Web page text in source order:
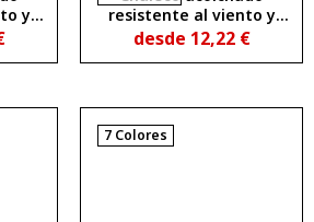
y
resistente al viento y
repelente al agua OSLO
desde 12,22 €
7 Colores